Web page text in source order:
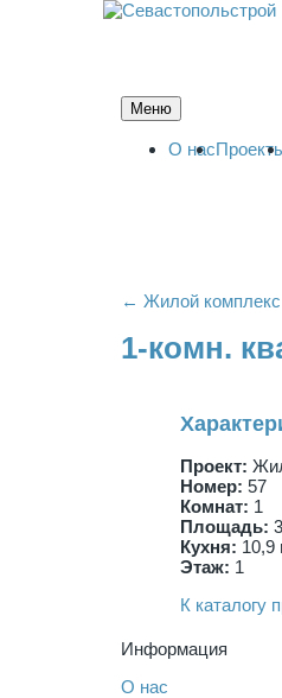
Меню
О нас
← Жилой
1-комн.
Проект:
Номер: 57
Комнат: 1
Площадь:
Кухня: 10,9
Этаж: 1
К каталогу
Информация
О нас